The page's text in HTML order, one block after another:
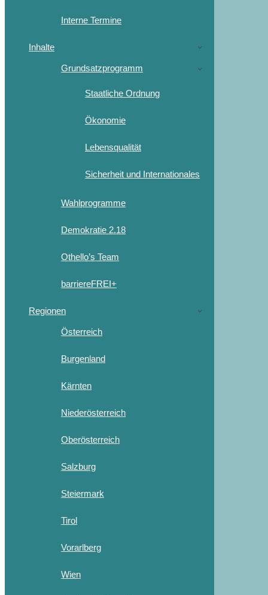
Interne Termine
Inhalte
Grundsatzprogramm
Staatliche Ordnung
Ökonomie
Lebensqualität
Sicherheit und Internationales
Wahlprogramme
Demokratie 2.18
Othello’s Team
barriereFREI+
Regionen
Österreich
Burgenland
Kärnten
Niederösterreich
Oberösterreich
Salzburg
Steiermark
Tirol
Vorarlberg
Wien